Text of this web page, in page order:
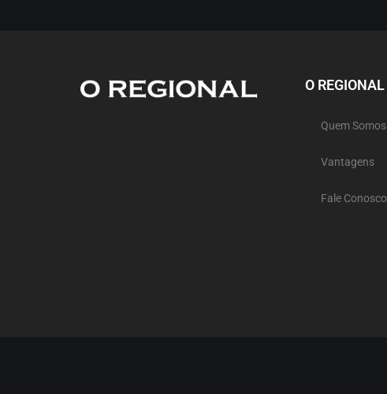
O REGIONAL
Quem Somos
Vantagens
Fale Conosco